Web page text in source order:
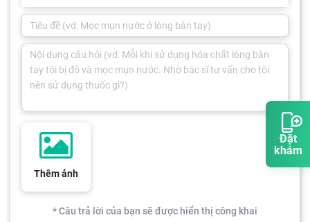
Đặt
khám
Thêm ảnh
* Câu trả lời của bạn sẽ được hiển thị công khai